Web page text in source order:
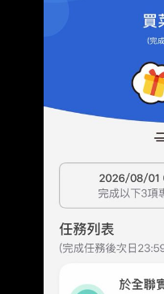
全支付付款，消
次到達門檻。這
(七月份是消費
樣） 大家可以查
挺超值的 https://